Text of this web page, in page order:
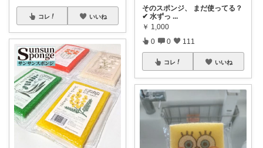
コレ いいね
そのスポンジ、 まだ使ってる？
✔ 水ずっ ...
￥ 1,000
0 0 111
コレ いいね